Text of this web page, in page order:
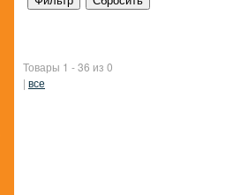
Товары 1 - 36 из 0
| все